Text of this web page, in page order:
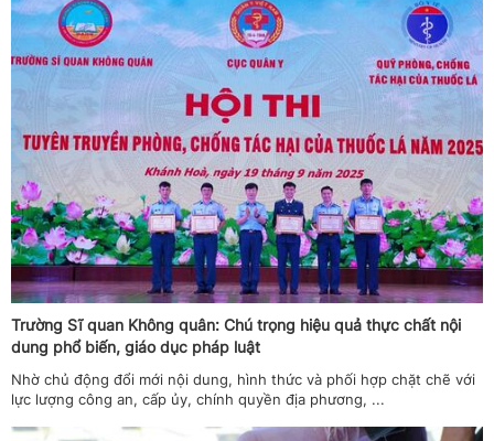
Trường Sĩ quan Không quân: Chú trọng hiệu quả thực chất nội
dung phổ biến, giáo dục pháp luật
Nhờ chủ động đổi mới nội dung, hình thức và phối hợp chặt chẽ với
lực lượng công an, cấp ủy, chính quyền địa phương, ...